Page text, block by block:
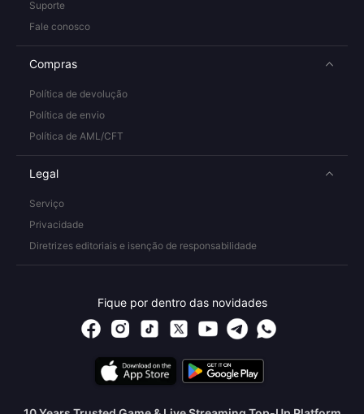
Suporte
Fale conosco
Compras
Política de devolução
Política de envio
Política de AML/CFT
Legal
Serviço
Privacidade
Diretrizes editoriais e isenção de responsabilidade
Fique por dentro das novidades